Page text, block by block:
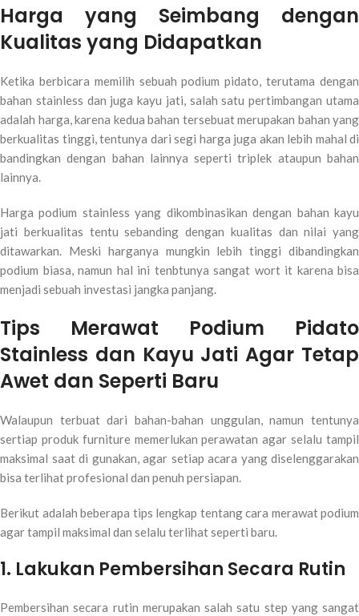
Harga yang Seimbang dengan
Kualitas yang Didapatkan
Ketika berbicara memilih sebuah podium pidato, terutama dengan
bahan stainless dan juga kayu jati, salah satu pertimbangan utama
adalah harga, karena kedua bahan tersebuat merupakan bahan yang
berkualitas tinggi, tentunya dari segi harga juga akan lebih mahal di
bandingkan dengan bahan lainnya seperti triplek ataupun bahan
lainnya.
Harga podium stainless yang dikombinasikan dengan bahan kayu
jati berkualitas tentu sebanding dengan kualitas dan nilai yang
ditawarkan. Meski harganya mungkin lebih tinggi dibandingkan
podium biasa, namun hal ini tenbtunya sangat wort it karena bisa
menjadi sebuah investasi jangka panjang.
Tips Merawat Podium Pidato
Stainless dan Kayu Jati Agar Tetap
Awet dan Seperti Baru
Walaupun terbuat dari bahan-bahan unggulan, namun tentunya
sertiap produk furniture memerlukan perawatan agar selalu tampil
maksimal saat di gunakan, agar setiap acara yang diselenggarakan
bisa terlihat profesional dan penuh persiapan.
Berikut adalah beberapa tips lengkap tentang cara merawat podium
agar tampil maksimal dan selalu terlihat seperti baru.
1. Lakukan Pembersihan Secara Rutin
Pembersihan secara rutin merupakan salah satu step yang sangat